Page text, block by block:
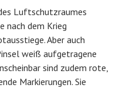
Luftschutzraumes
nach dem Krieg
Aber auch
weiß aufgetragene
sind zudem rote,
Markierungen. Sie